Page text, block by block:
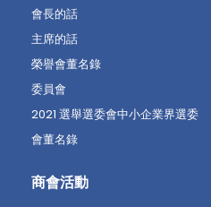
會長的話
主席的話
榮譽會董名錄
委員會
2021 選舉選委會中小企業界選委
會董名錄
商會活動